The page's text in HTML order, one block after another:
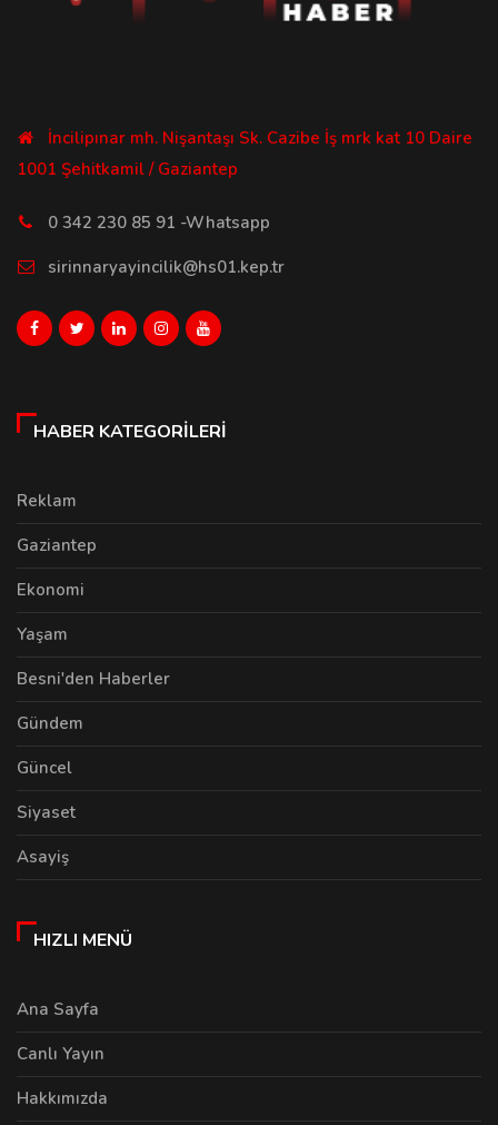
İncilipınar mh. Nişantaşı Sk. Cazibe İş mrk kat 10 Daire
1001 Şehitkamil / Gaziantep
0 342 230 85 91 -Whatsapp
sirinnaryayincilik@hs01.kep.tr
HABER KATEGORILERI
Reklam
Gaziantep
Ekonomi
Yaşam
Besni'den Haberler
Gündem
Güncel
Siyaset
Asayiş
HIZLI MENÜ
Ana Sayfa
Canlı Yayın
Hakkımızda